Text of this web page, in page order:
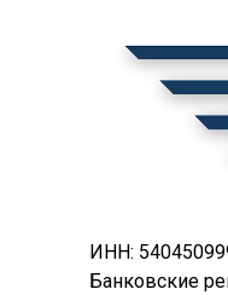
ИНН:
Банковские